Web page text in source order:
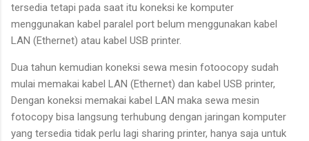
tersedia tetapi pada saat itu koneksi ke komputer
menggunakan kabel paralel port belum menggunakan kabel
LAN (Ethernet) atau kabel USB printer.
Dua tahun kemudian koneksi sewa mesin fotoocopy sudah
mulai memakai kabel LAN (Ethernet) dan kabel USB printer,
Dengan koneksi memakai kabel LAN maka sewa mesin
fotocopy bisa langsung terhubung dengan jaringan komputer
yang tersedia tidak perlu lagi sharing printer, hanya saja untuk